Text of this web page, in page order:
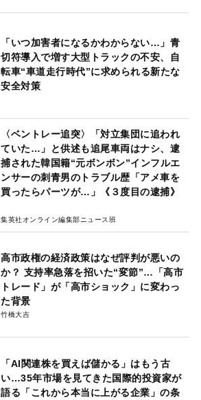
「いつ加害者になるかわからない…」青
切符導入で増す大型トラックの不安、自
転車“車道走行時代”に求められる新たな
安全対策
〈ベントレー追突〉「対立集団に追われ
ていた…」と供述も追尾車両はナシ、逮
捕された韓国籍“元ボンボン”インフルエ
ンサーの刺青男のトラブル歴「アメ車を
買ったらパーツが…」《３度目の逮捕》
集英社オンライン編集部ニュース班
高市政権の経済政策はなぜ評判が悪いの
か？ 支持率急落を招いた“変節”…「高市
トレード」が「高市ショック」に変わっ
た背景
竹橋大吉
「AI関連株を買えば儲かる」はもう古
い…35年市場を見てきた国際的投資家が
語る「これから本当に上がる企業」の条